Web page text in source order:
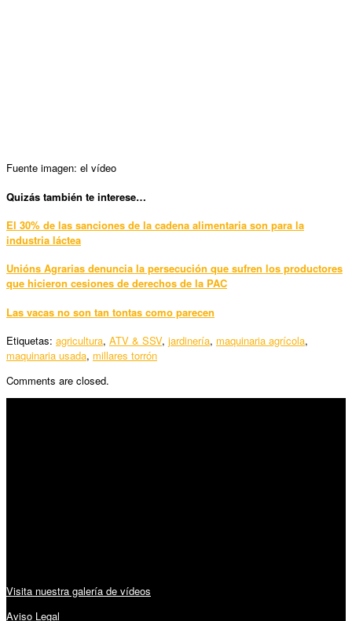
Fuente imagen: el vídeo
Quizás también te interese…
El 30% de las sanciones de la cadena alimentaria son para la
industria láctea
Unións Agrarias denuncia la persecución que sufren los productores
que hicieron cesiones de derechos de la PAC
Las vacas no son tan tontas como parecen
Etiquetas: agricultura, ATV & SSV, jardinería, maquinaria agrícola,
maquinaria usada, millares torrón
Comments are closed.
Visita nuestra galería de vídeos
Aviso Legal